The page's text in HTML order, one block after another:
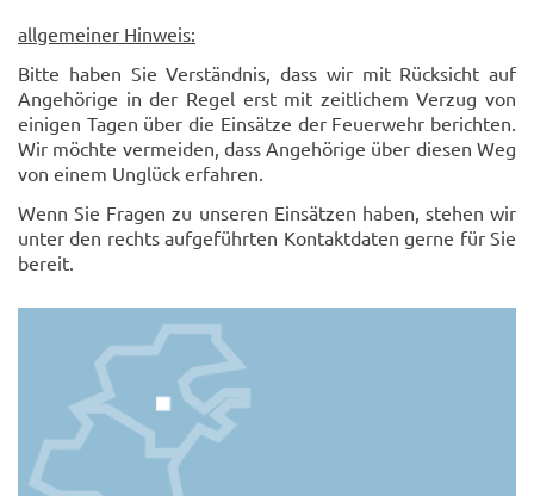
allgemeiner Hinweis:
Bitte haben Sie Verständnis, dass wir mit Rücksicht auf
Angehörige in der Regel erst mit zeitlichem Verzug von
einigen Tagen über die Einsätze der Feuerwehr berichten.
Wir möchte vermeiden, dass Angehörige über diesen Weg
von einem Unglück erfahren.
Wenn Sie Fragen zu unseren Einsätzen haben, stehen wir
unter den rechts aufgeführten Kontaktdaten gerne für Sie
bereit.